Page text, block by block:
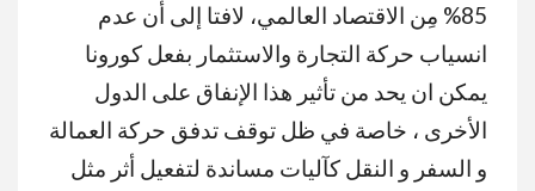
85% مِن الاقتصاد العالمي، لافتا إلى أن عدم
انسياب حركة التجارة والاستثمار بفعل كورونا
يمكن ان يحد من تأثير هذا الإنفاق على الدول
الأخرى ، خاصة في ظل توقف تدفق حركة العمالة
و السفر و النقل كآليات مساندة لتفعيل أثر مثل